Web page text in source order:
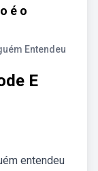
é o
Entendeu
E
entendeu